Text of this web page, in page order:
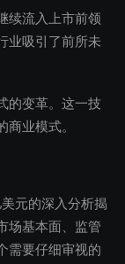
续流入上市前领
业吸引了前所未
的变革。这一技
业模式。
元的深入分析揭
场基本面、监管
需要仔细审视的